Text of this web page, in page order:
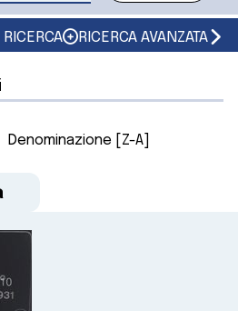
RICERCA RICERCA AVANZATA
Denominazione [Z-A]